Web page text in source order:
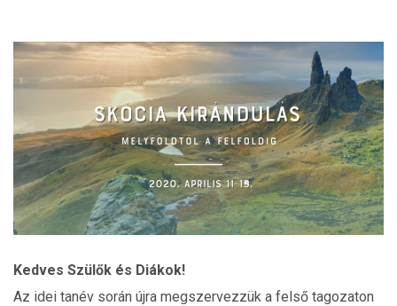
Kedves Szülők és Diákok!
Az idei tanév során újra megszervezzük a felső tagozaton